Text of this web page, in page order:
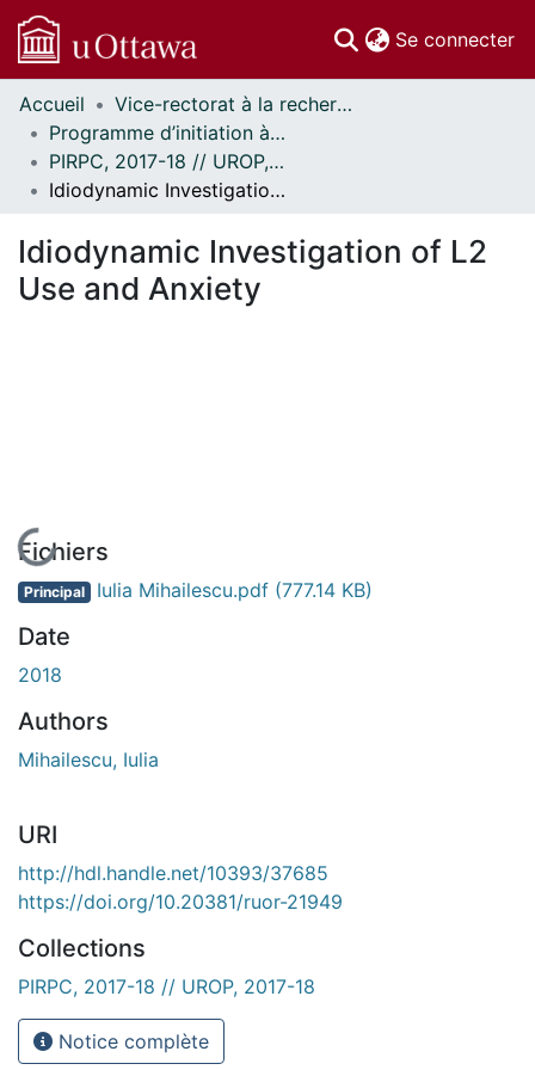
Se connecter
Communautés
et collections
Parcourir
Statistiques
À propos
Accueil
Vice-rectorat à la recherche // Office of the V-P, Research
Programme d’initiation à la recherche au premier cycle (PIRPC) // Undergraduate Research Opportunity Program (UROP)
PIRPC, 2017-18 // UROP, 2017-18
Idiodynamic Investigation of L2 Use and Anxiety
Idiodynamic Investigation of L2
Use and Anxiety
En cours de chargement...
Fichiers
Principal Iulia Mihailescu.pdf (777.14 KB)
Date
2018
Authors
Mihailescu, Iulia
URI
http://hdl.handle.net/10393/37685
https://doi.org/10.20381/ruor-21949
Collections
PIRPC, 2017-18 // UROP, 2017-18
Notice complète